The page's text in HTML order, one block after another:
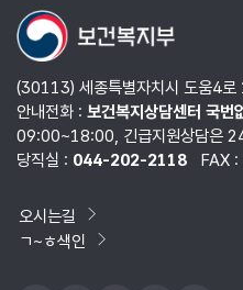
(30113) 세종특별자치시 도움4로
안내전화 : 보건복지상담센터 국
09:00~18:00, 긴급지원상담은
당직실 : 044-202-2118 FAX
오시는길
ㄱ~ㅎ색인